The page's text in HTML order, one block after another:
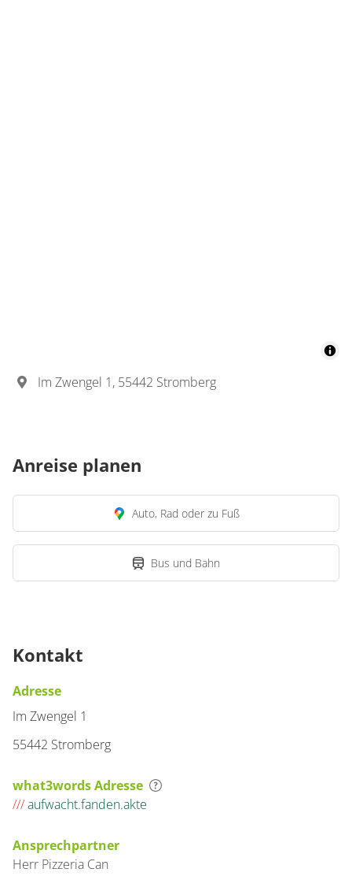
Im Zwengel 1, 55442 Stromberg
Anreise planen
Auto, Rad oder zu Fuß
Bus und Bahn
Kontakt
Adresse
Im Zwengel 1
55442 Stromberg
what3words Adresse
///aufwacht.fanden.akte
Ansprechpartner
Herr Pizzeria Can